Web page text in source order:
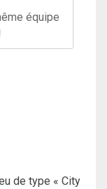
équipe
de type « City